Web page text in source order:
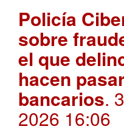
Policía
sobre
el que
hacen
bancarios.
2026 16:06